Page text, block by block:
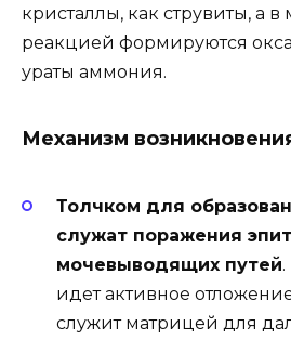
кристаллы, как струвиты, а в
реакцией формируются
ураты аммония.
Механизм
Толчком для
служат поражения
мочевыводящих путей
идет активное
служит матрицей для